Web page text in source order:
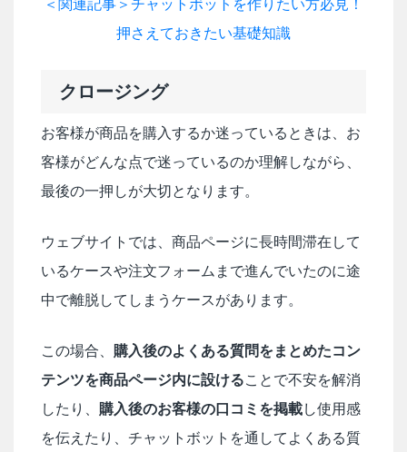
＜関連記事＞チャットボットを作りたい方必見！
押さえておきたい基礎知識
クロージング
お客様が商品を購入するか迷っているときは、お
客様がどんな点で迷っているのか理解しながら、
最後の一押しが大切となります。
ウェブサイトでは、商品ページに長時間滞在して
いるケースや注文フォームまで進んでいたのに途
中で離脱してしまうケースがあります。
この場合、 購入後のよくある質問をまとめたコン
テンツを商品ページ内に設けることで不安を解消
したり、 購入後のお客様の口コミを掲載し使用感
を伝えたり、チャットボットを通してよくある質